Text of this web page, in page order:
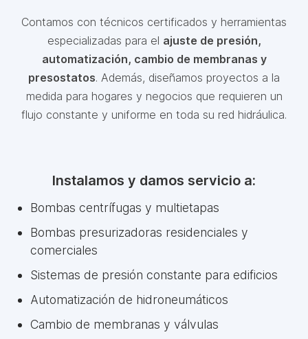
Contamos con técnicos certificados y herramientas
especializadas para el ajuste de presión,
automatización, cambio de membranas y
presostatos. Además, diseñamos proyectos a la
medida para hogares y negocios que requieren un
flujo constante y uniforme en toda su red hidráulica.
Instalamos y damos servicio a:
Bombas centrífugas y multietapas
Bombas presurizadoras residenciales y
comerciales
Sistemas de presión constante para edificios
Automatización de hidroneumáticos
Cambio de membranas y válvulas